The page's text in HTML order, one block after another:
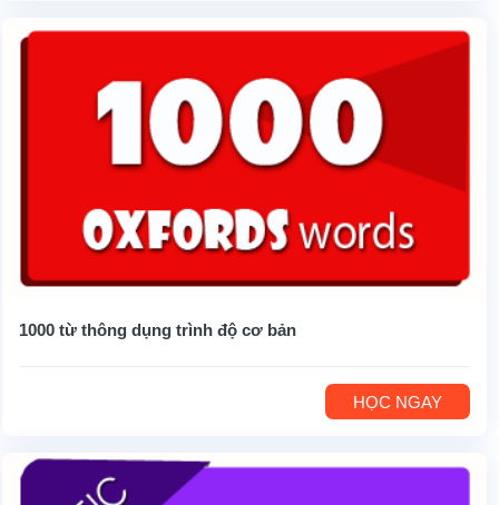
1000 từ thông dụng trình độ cơ bản
HỌC NGAY